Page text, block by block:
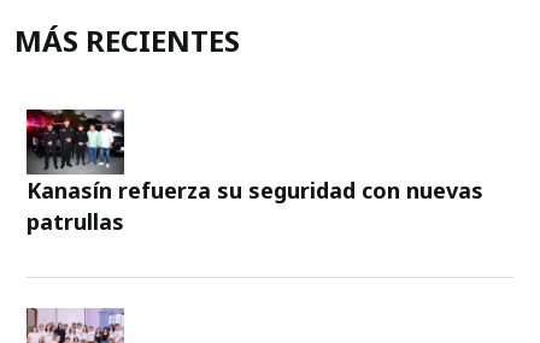
MÁS RECIENTES
Kanasín refuerza su seguridad con nuevas
patrullas